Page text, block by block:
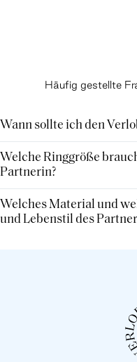
Häufig gestellte
Wann sollte ich den
Welche Ringgröße
Partnerin?
Welches Material und
und Lebenstil des